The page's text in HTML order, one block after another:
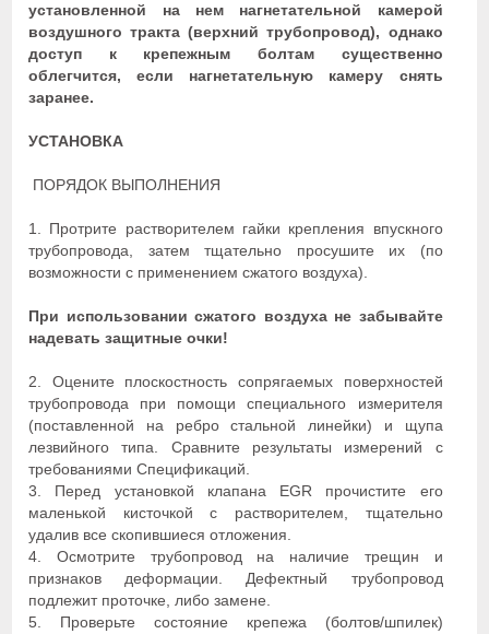
установленной на нем нагнетательной камерой
воздушного тракта (верхний трубопровод), однако
доступ к крепежным болтам существенно
облегчится, если нагнетательную камеру снять
заранее.
УСТАНОВКА
ПОРЯДОК ВЫПОЛНЕНИЯ
1. Протрите растворителем гайки крепления впускного
трубопровода, затем тщательно просушите их (по
возможности с применением сжатого воздуха).
При использовании сжатого воздуха не забывайте
надевать защитные очки!
2. Оцените плоскостность сопрягаемых поверхностей
трубопровода при помощи специального измерителя
(поставленной на ребро стальной линейки) и щупа
лезвийного типа. Сравните результаты измерений с
требованиями Спецификаций.
3. Перед установкой клапана EGR прочистите его
маленькой кисточкой с растворителем, тщательно
удалив все скопившиеся отложения.
4. Осмотрите трубопровод на наличие трещин и
признаков деформации. Дефектный трубопровод
подлежит проточке, либо замене.
5. Проверьте состояние крепежа (болтов/шпилек)